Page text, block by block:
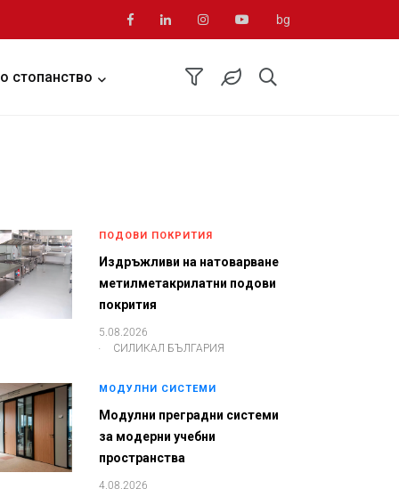
bg
стопанство
ПОДОВИ ПОКРИТИЯ
Издръжливи на натоварване
метилметакрилатни подови
покрития
5.08.2026
.
СИЛИКАЛ БЪЛГАРИЯ
МОДУЛНИ СИСТЕМИ
Модулни преградни системи
за модерни учебни
пространства
4.08.2026